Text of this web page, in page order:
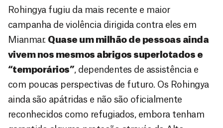
Rohingya fugiu da mais recente e maior
campanha de violência dirigida contra eles em
Mianmar. Quase um milhão de pessoas ainda
vivem nos mesmos abrigos superlotados e
“temporários” , dependentes de assistência e
com poucas perspectivas de futuro. Os Rohingya
ainda são apátridas e não são oficialmente
reconhecidos como refugiados, embora tenham